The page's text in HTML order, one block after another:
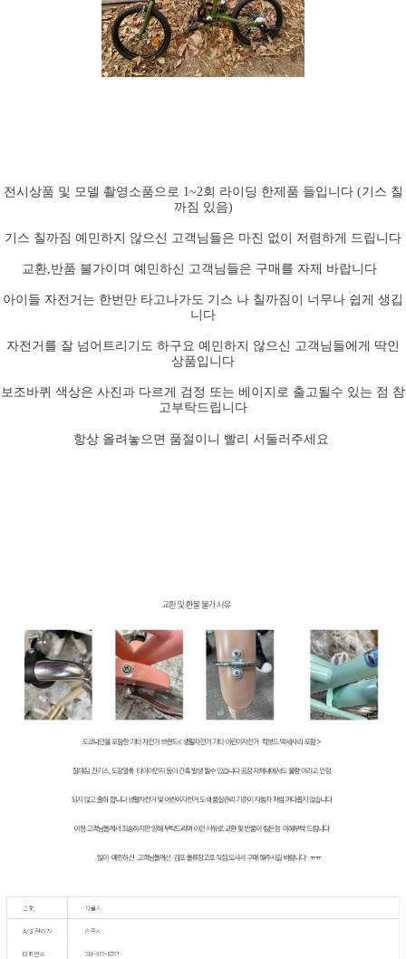
전시상품 및 모델 촬영소품으로 1~2회 라이딩 한제품 들입니다 (기스 칠
까짐 있음)
기스 칠까짐 예민하지 않으신 고객님들은 마진 없이 저렴하게 드립니다
교환,반품 불가이며 예민하신 고객님들은 구매를 자제 바랍니다
아이들 자전거는 한번만 타고나가도 기스 나 칠까짐이 너무나 쉽게 생깁
니다
자전거를 잘 넘어트리기도 하구요 예민하지 않으신 고객님들에게 딱인
상품입니다
보조바퀴 색상은 사진과 다르게 검정 또는 베이지로 출고될수 있는 점 참
고부탁드립니다
항상 올려놓으면 품절이니 빨리 서둘러주세요